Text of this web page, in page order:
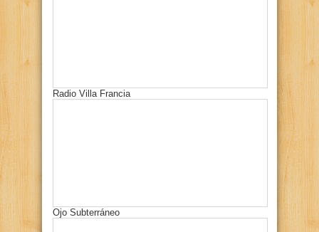
Radio Villa Francia
Ojo Subterráneo